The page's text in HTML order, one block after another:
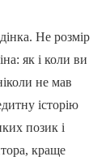
Не розмір
як і коли ви
не мав
історію
позик і
краще